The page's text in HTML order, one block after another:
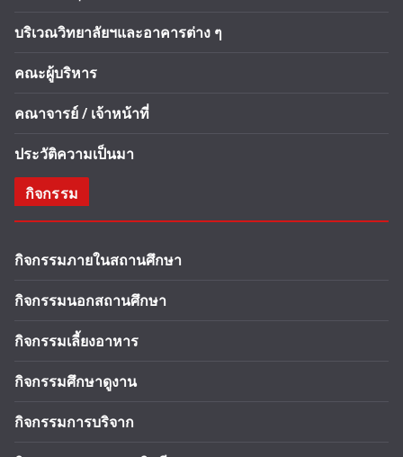
บริเวณวิทยาลัยฯและอาคารต่าง ๆ
คณะผู้บริหาร
คณาจารย์ / เจ้าหน้าที่
ประวัติความเป็นมา
กิจกรรม
กิจกรรมภายในสถานศึกษา
กิจกรรมนอกสถานศึกษา
กิจกรรมเลี้ยงอาหาร
กิจกรรมศึกษาดูงาน
กิจกรรมการบริจาก